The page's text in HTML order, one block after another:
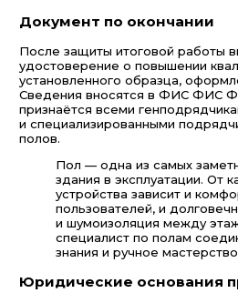
Документ по окончании
После защиты итоговой работы
удостоверение о повышении
установленного образца,
Сведения вносятся в ФИС ФИС
признаётся всеми
и специализированными
полов.
Пол — одна из самых
здания в эксплуатации. От
устройства зависит и
пользователей, и
и шумоизоляция между
специалист по полам
знания и ручное
Юридические основания